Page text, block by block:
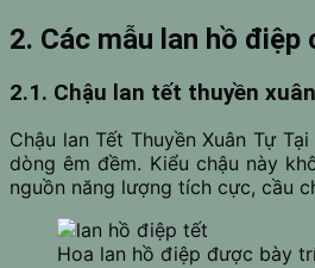
2. Các mẫu lan hồ
2.1. Chậu lan tết thuyền
Chậu lan Tết Thuyền Xuân Tự
dòng êm đềm. Kiểu chậu này
nguồn năng lượng tích cực, cầu
Hoa lan hồ điệp được bày